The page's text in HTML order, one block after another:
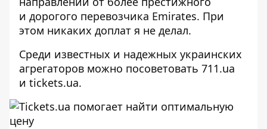
и дорогого перевозчика Emirates. При
этом никаких доплат я не делал.
Среди известных и надежных украинских
агрегаторов можно посоветовать 711.ua
и tickets.ua.